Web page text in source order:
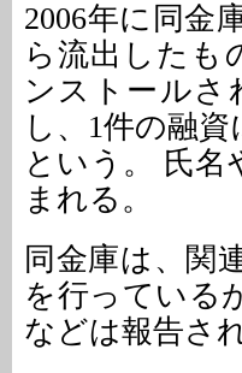
2006年に同金
ら流出したも
ンストールさ
し、1件の融
という。 氏名
まれる。
同金庫は、関
を行っている
などは報告さ